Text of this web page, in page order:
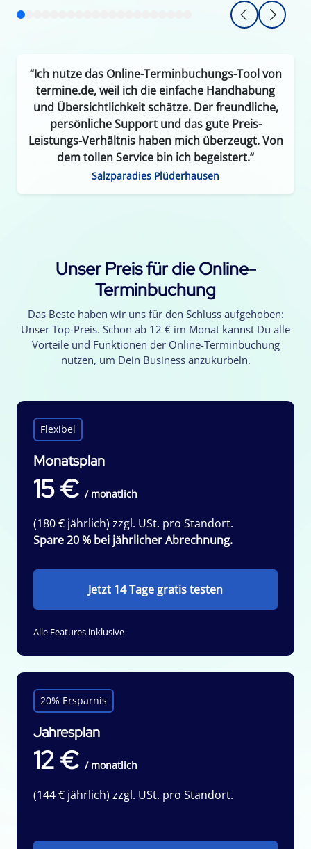
“Ich nutze das Online-Terminbuchungs-Tool von
termine.de, weil ich die einfache Handhabung
und Übersichtlichkeit schätze. Der freundliche,
persönliche Support und das gute Preis-
Leistungs-Verhältnis haben mich überzeugt. Von
dem tollen Service bin ich begeistert.“
Salzparadies Plüderhausen
Unser Preis für die Online-
Terminbuchung
Das Beste haben wir uns für den Schluss aufgehoben:
Unser Top-Preis. Schon ab 12 € im Monat kannst Du alle
Vorteile und Funktionen der Online-Terminbuchung
nutzen, um Dein Business anzukurbeln.
Flexibel
Monatsplan
15 € / monatlich
(180 € jährlich) zzgl. USt. pro Standort.
Spare 20 % bei jährlicher Abrechnung.
Jetzt 14 Tage gratis testen
Alle Features inklusive
20% Ersparnis
Jahresplan
12 € / monatlich
(144 € jährlich) zzgl. USt. pro Standort.